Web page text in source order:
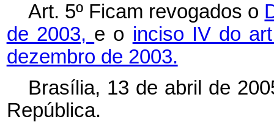
Art. 5º Ficam revogados o
de 2003, e o inciso IV do
dezembro de 2003.
Brasília, 13 de abril de
República.